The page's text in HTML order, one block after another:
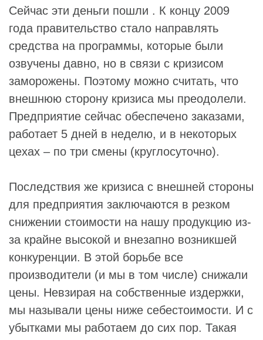
Сейчас эти деньги пошли . К концу 2009
года правительство стало направлять
средства на программы, которые были
озвучены давно, но в связи с кризисом
заморожены. Поэтому можно считать, что
внешнюю сторону кризиса мы преодолели.
Предприятие сейчас обеспечено заказами,
работает 5 дней в неделю, и в некоторых
цехах – по три смены (круглосуточно).
Последствия же кризиса с внешней стороны
для предприятия заключаются в резком
снижении стоимости на нашу продукцию из-
за крайне высокой и внезапно возникшей
конкуренции. В этой борьбе все
производители (и мы в том числе) снижали
цены. Невзирая на собственные издержки,
мы называли цены ниже себестоимости. И с
убытками мы работаем до сих пор. Такая